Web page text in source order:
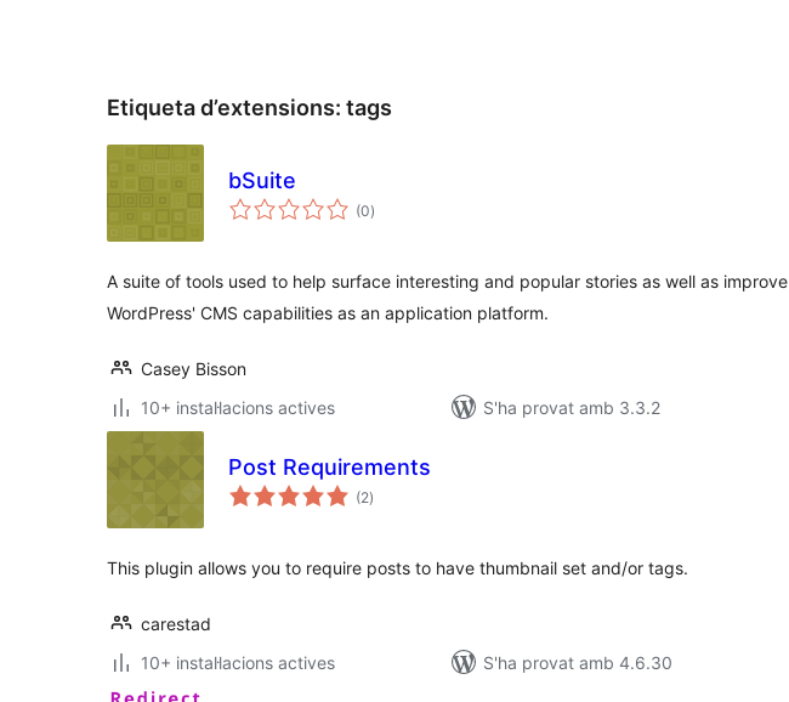
Etiqueta d’extensions: tags
bSuite
(0puntuacions
totals
)
A suite of tools used to help surface interesting and popular stories as well as improve
WordPress' CMS capabilities as an application platform.
Casey Bisson
10+ instal·lacions actives
S'ha provat amb 3.3.2
Post Requirements
(2puntuacions
totals
)
This plugin allows you to require posts to have thumbnail set and/or tags.
carestad
10+ instal·lacions actives
S'ha provat amb 4.6.30